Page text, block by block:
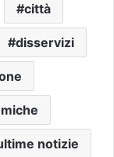
città
disservizi
notizie